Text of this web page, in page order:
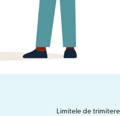
Limitele de